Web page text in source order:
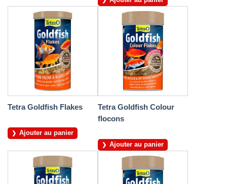
Tetra Goldfish Flakes
Ajouter au panier
Tetra Goldfish Colour
flocons
Ajouter au panier